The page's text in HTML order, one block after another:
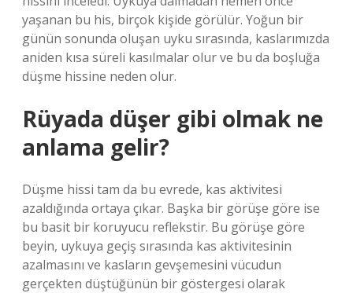
yaşanan bu his, birçok kişide görülür. Yoğun bir
günün sonunda oluşan uyku sırasında, kaslarımızda
aniden kısa süreli kasılmalar olur ve bu da boşluğa
düşme hissine neden olur.
Rüyada düşer gibi olmak ne
anlama gelir?
Düşme hissi tam da bu evrede, kas aktivitesi
azaldığında ortaya çıkar. Başka bir görüşe göre ise
bu basit bir koruyucu reflekstir. Bu görüşe göre
beyin, uykuya geçiş sırasında kas aktivitesinin
azalmasını ve kasların gevşemesini vücudun
gerçekten düştüğünün bir göstergesi olarak